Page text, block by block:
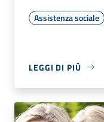
Assistenza sociale
LEGGI DI PIÙ